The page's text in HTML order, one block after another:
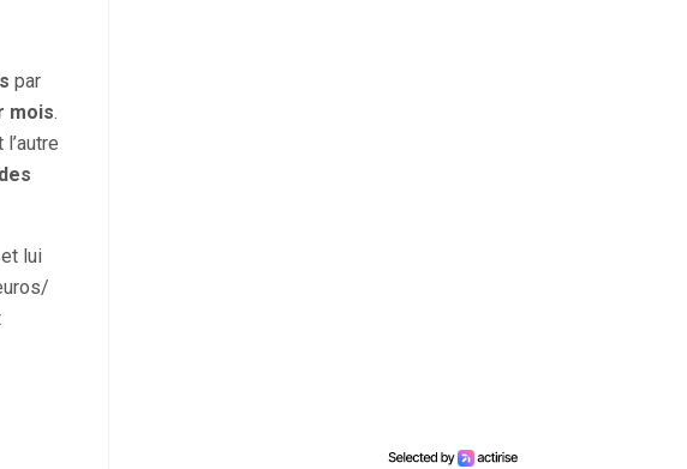
par
mois.
l’autre
lui